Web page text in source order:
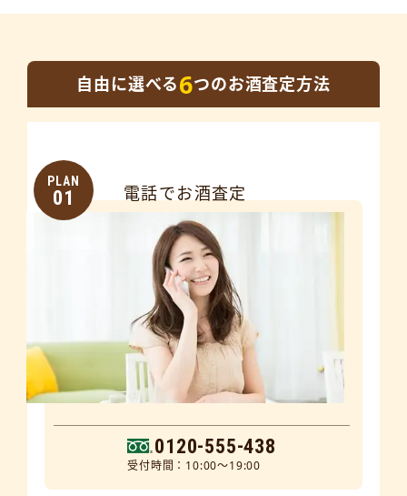
自由に選べる6つのお酒査定方法
PLAN
01 電話でお酒査定
0120-555-438
受付時間：10:00～19:00